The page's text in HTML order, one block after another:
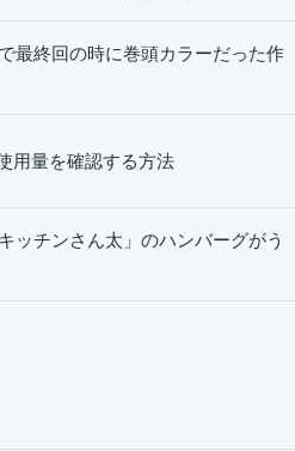
最終回の時に巻頭カラーだった作
用量を確認する方法
ッチンさん太」のハンバーグがう